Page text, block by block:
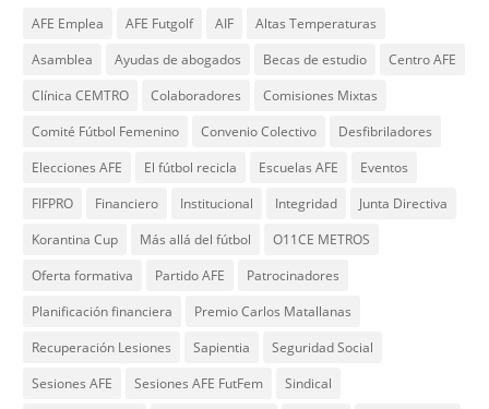
AFE Emplea AFE Futgolf AIF
Altas Temperaturas
Asamblea
Ayudas de abogados Becas de estudio
Centro AFE
Clínica CEMTRO
Colaboradores
Comisiones Mixtas
Comité Fútbol Femenino
Convenio Colectivo
Desfibriladores
Elecciones AFE
El fútbol recicla Escuelas AFE
Eventos
FIFPRO
Financiero Institucional Integridad
Junta Directiva
Korantina Cup
Más allá del fútbol
O11CE METROS
Oferta formativa
Partido AFE
Patrocinadores
Planificación financiera
Premio Carlos Matallanas
Recuperación Lesiones
Sapientia
Seguridad Social
Sesiones AFE
Sesiones AFE FutFem
Sindical